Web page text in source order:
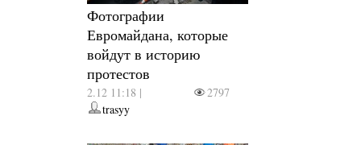
Фотографии
Евромайдана, которые
войдут в историю
протестов
2.12 11:18 |
2797
trasyy